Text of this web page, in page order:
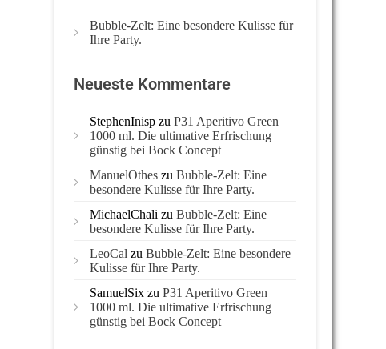
Bubble-Zelt: Eine besondere Kulisse für
Ihre Party.
Neueste Kommentare
StephenInisp zuP31 Aperitivo Green
1000 ml. Die ultimative Erfrischung
günstig bei Bock Concept
ManuelOthes zuBubble-Zelt: Eine
besondere Kulisse für Ihre Party.
MichaelChali zuBubble-Zelt: Eine
besondere Kulisse für Ihre Party.
LeoCal zuBubble-Zelt: Eine besondere
Kulisse für Ihre Party.
SamuelSix zuP31 Aperitivo Green
1000 ml. Die ultimative Erfrischung
günstig bei Bock Concept